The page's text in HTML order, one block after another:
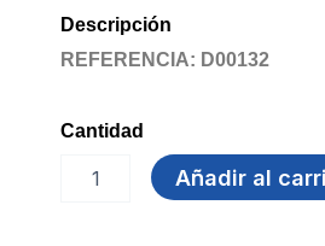
Descripción
REFERENCIA: D00132
Cantidad
SERVILLETA
CAFETERIA
Añadir al